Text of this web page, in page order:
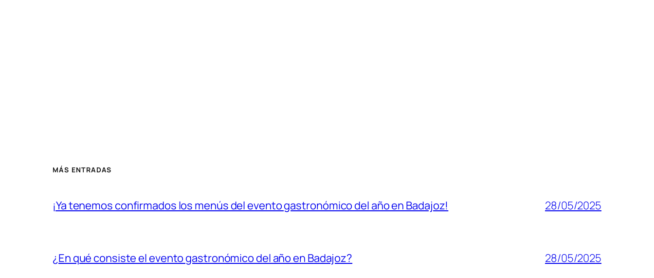
MÁS ENTRADAS
¡Ya tenemos confirmados los menús del evento gastronómico del año en Badajoz! 28/05/2025
¿En qué consiste el evento gastronómico del año en Badajoz? 28/05/2025